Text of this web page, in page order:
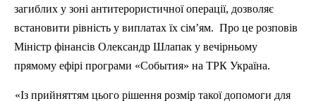
загиблих у зоні антитерористичної операції, дозволяє
встановити рівність у виплатах їх сім’ям. Про це розповів
Міністр фінансів Олександр Шлапак у вечірньому
прямому ефірі програми «События» на ТРК Україна.
«Із прийняттям цього рішення розмір такої допомоги для